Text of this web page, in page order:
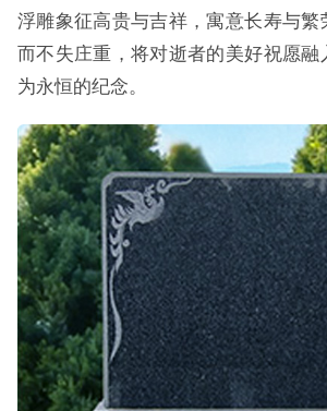
浮雕象征高贵与吉祥，寓意长寿与繁
而不失庄重，将对逝者的美好祝愿融
为永恒的纪念。